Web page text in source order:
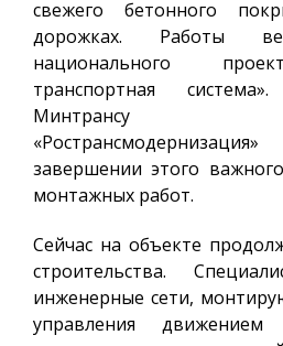
свежего бетонного
дорожках. Работы
национального
транспортная
Минтрансу
завершении этого
монтажных работ.
Сейчас на объекте
строительства.
инженерные сети,
управления движением